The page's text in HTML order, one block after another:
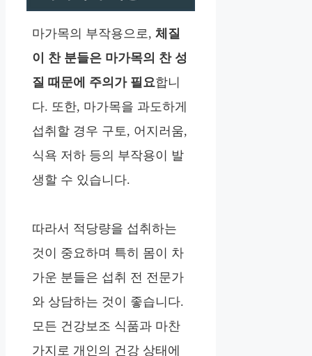
마가목의 부작용으로, 체질
이 찬 분들은 마가목의 찬 성
질 때문에 주의가 필요합니
다. 또한, 마가목을 과도하게
섭취할 경우 구토, 어지러움,
식욕 저하 등의 부작용이 발
생할 수 있습니다.
따라서 적당량을 섭취하는
것이 중요하며 특히 몸이 차
가운 분들은 섭취 전 전문가
와 상담하는 것이 좋습니다.
모든 건강보조 식품과 마찬
가지로 개인의 건강 상태에